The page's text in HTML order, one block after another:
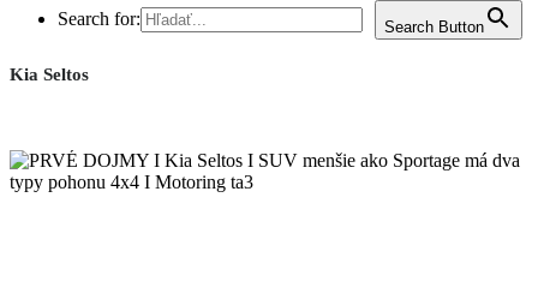
Search for:
Search Button
Kia Seltos